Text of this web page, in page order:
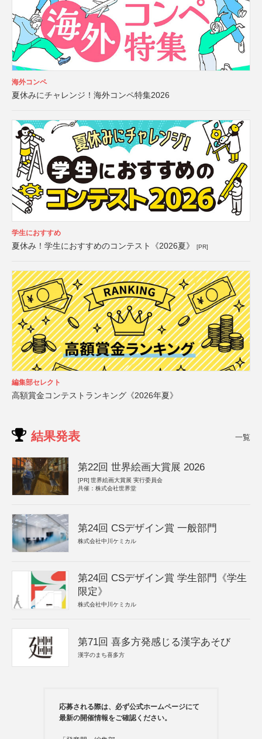
海外コンペ
夏休みにチャレンジ！海外コンペ特集2026
学生におすすめ
夏休み！学生におすすめのコンテスト《2026夏》 [PR]
編集部セレクト
高額賞金コンテストランキング《2026年夏》
結果発表 一覧
第22回 世界絵画大賞展 2026
[PR] 世界絵画大賞展 実行委員会
共催：株式会社世界堂
第24回 CSデザイン賞 一般部門
株式会社中川ケミカル
第24回 CSデザイン賞 学生部門《学生
限定》
株式会社中川ケミカル
第71回 喜多方発感じる漢字あそび
漢字のまち喜多方
応募される際は、必ず公式ホームページにて
最新の開催情報をご確認ください。